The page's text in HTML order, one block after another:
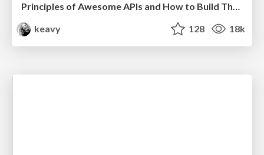
Principles of Awesome APIs and How to Build Them.
keavy
128 18k